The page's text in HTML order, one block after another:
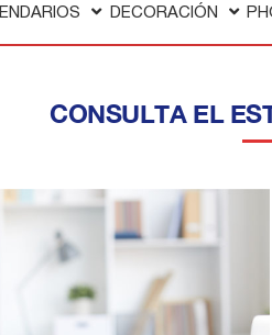
DECORACIÓN
CONSULTA EL